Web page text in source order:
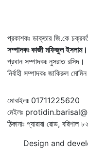
প্রকাশকঃ ডাক্তার জি.কে
সম্পাদকঃ কাজী মফিজুল ইসলাম।
প্রধান সম্পাদকঃ নুসরাত রসিদ।
নির্বাহী সম্পাদকঃ জাকিরুল
মোবাইলঃ 01711225620
মেইলঃ
ঠিকানাঃ প্যারারা রোড, বরিশাল
Design and